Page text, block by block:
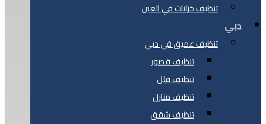
تنظيف خزانات في العين
دبي
تنظيف عميق في دبي
تنظيف قصور
تنظيف فلل
تنظيف منازل
تنظيف شقق